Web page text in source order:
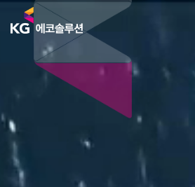
KG 에코솔루션 LOGO